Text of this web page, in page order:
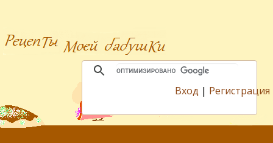
Вход | Регистрация